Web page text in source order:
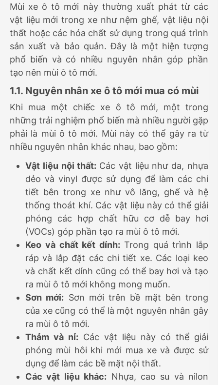
Mùi xe ô tô mới này thường xuất phát từ các
vật liệu mới trong xe như nệm ghế, vật liệu nội
thất hoặc các hóa chất sử dụng trong quá trình
sản xuất và bảo quản. Đây là một hiện tượng
phổ biến và có nhiều nguyên nhân góp phần
tạo nên mùi ô tô mới.
1.1. Nguyên nhân xe ô tô mới mua có mùi
Khi mua một chiếc xe ô tô mới, một trong
những trải nghiệm phổ biến mà nhiều người gặp
phải là mùi ô tô mới. Mùi này có thể gây ra từ
nhiều nguyên nhân khác nhau, bao gồm:
Vật liệu nội thất: Các vật liệu như da, nhựa
dẻo và vinyl được sử dụng để làm các chi
tiết bên trong xe như vô lăng, ghế và hệ
thống thoát khí. Các vật liệu này có thể giải
phóng các hợp chất hữu cơ dễ bay hơi
(VOCs) góp phần tạo ra mùi ô tô mới.
Keo và chất kết dính: Trong quá trình lắp
ráp và lắp đặt các chi tiết xe. Các loại keo
và chất kết dính cũng có thể bay hơi và tạo
ra mùi ô tô mới không mong muốn.
Sơn mới: Sơn mới trên bề mặt bên trong
của xe cũng có thể là một nguyên nhân gây
ra mùi ô tô mới.
Thảm và nỉ: Các vật liệu này có thể giải
phóng mùi hôi khi mới mua xe và được sử
dụng để làm các bề mặt nội thất.
Các vật liệu khác: Nhựa, cao su và nilon